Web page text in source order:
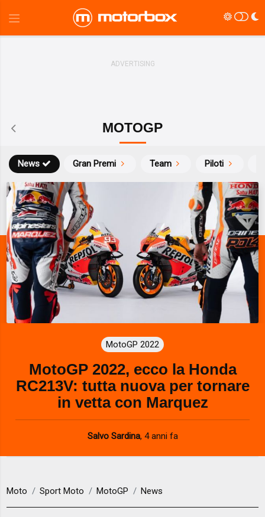
MOTOGP
News Gran Premi Team Piloti
MotoGP 2022
MotoGP 2022, ecco la Honda
RC213V: tutta nuova per tornare
in vetta con Marquez
Salvo Sardina, 4 anni fa
Moto Sport Moto MotoGP News